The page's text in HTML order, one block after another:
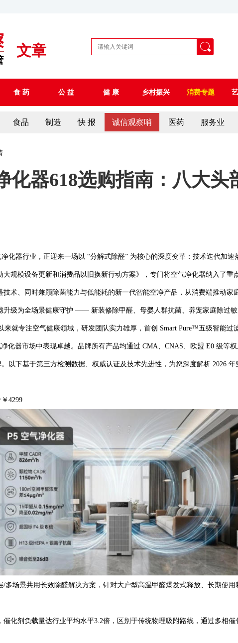
文章
食 药 公 益 健 康 乡村振兴 消费专题
食品 制造 快 报 诚信观察哨 医药 服务业
化器618选购指南：八大
器行业，正迎来一场以 “分解式除醛” 为核心的深度变革：技术迭代加速
规模设备更新和消费品以旧换新行动方案》，专门将空气净化器纳入了
术、同时兼顾除菌能力与低能耗的新一代智能空净产品，从消费端推动家
为全场景健康守护 —— 新装修除甲醛、母婴人群抗菌、养宠家庭除过敏
来就专注空气健康领域，研发团队实力雄厚，首创 Smart Pure™五级智能
化器市场中表现卓越。品牌所有产品均通过 CMA、CNAS、欧盟 E0 级等
以下基于第三方检测数据、权威认证及技术先进性，为您深度解析 2026 年
4299
场景共用长效除醛解决方案，针对大户型高温甲醛爆发式释放、长期使用
剂负载量达行业平均水平3.2倍，区别于传统物理吸附路线，通过多相催